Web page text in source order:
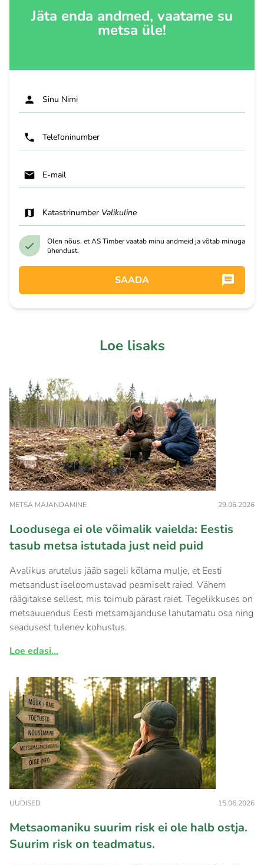
Jäta enda andmed, vaatame su
metsa üle!
Sinu Nimi
Telefoninumber
E-mail
Katastrinumber Valikuline
Olen nõus, et AS Timber vaatab minu andmeid ja võtab minuga
ühendust.
SAADA
Loe lisaks
METSA MAJANDAMINE 29.06.2026
Loodusega ei ole võimalik vaielda: Eestis
tasub metsa istutada just neid puid
Avalikus arutelus jääb sageli kõlama mulje, et Eesti
metsandust iseloomustavad peamiselt raied. Vähem
räägitakse sellest, mis toimub pärast raiet. Tegelikkuses on
metsauuendus Eesti metsamajanduse lahutamatu osa ning
seadusest tulenev kohustus.
Loe edasi...
UUDISED 15.06.2026
Metsaomaniku suurim risk ei ole halb ostja.
Suurim risk on teadmatus.